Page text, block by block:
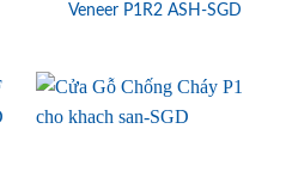
Veneer P1R2 ASH-SGD